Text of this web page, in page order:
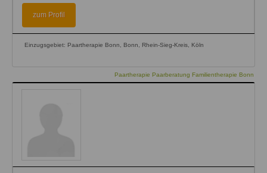
zum Profil
Einzugsgebiet: Paartherapie Bonn, Bonn, Rhein-Sieg-Kreis, Köln
Paartherapie Paarberatung Familientherapie Bonn